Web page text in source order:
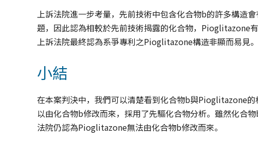
上訴法院進一步考量，先前技術中包含化合物b的許多構造
題，因此認為相較於先前技術揭露的化合物，Pioglitazone
上訴法院最終認為系爭專利之Pioglitazone構造非顯而易見。
小結
在本案判決中，我們可以清楚看到化合物b與Pioglitazone
以由化合物b修改而來，採用了先驅化合物分析。雖然化合
法院仍認為Pioglitazone無法由化合物b修改而來。